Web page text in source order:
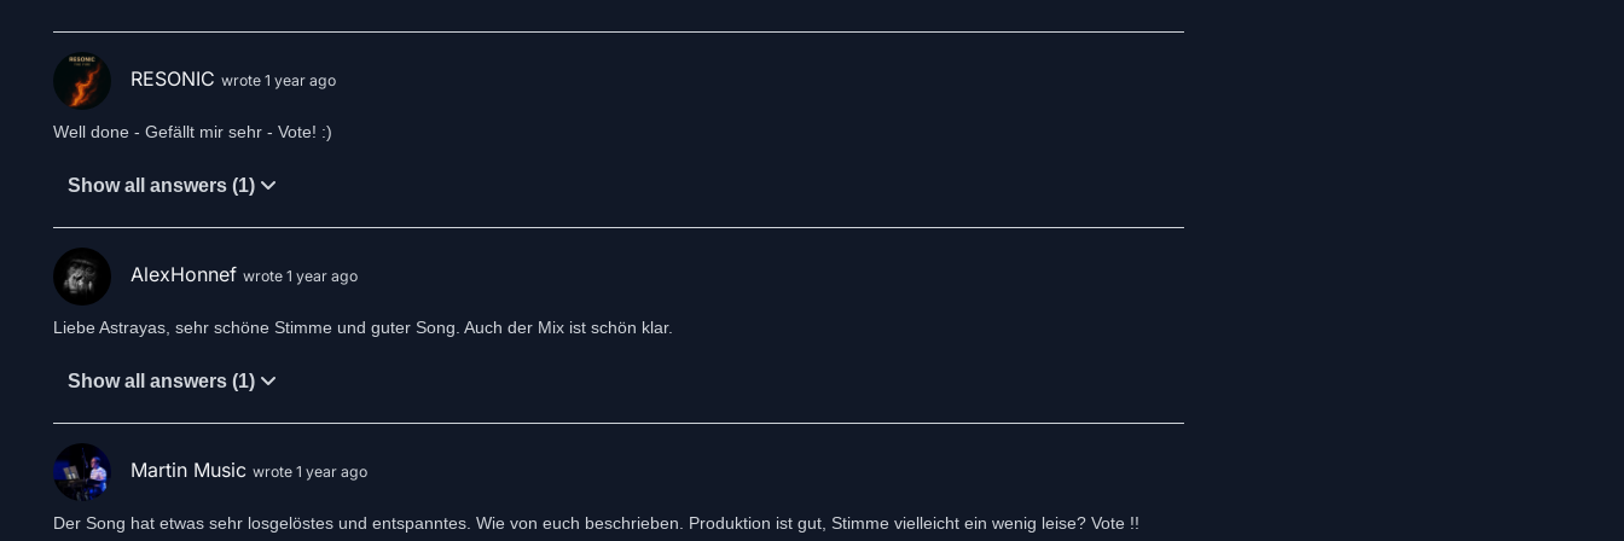
RESONIC wrote 1 year ago
Well done - Gefällt mir sehr - Vote! :)
Show all answers (1)
AlexHonnef wrote 1 year ago
Liebe Astrayas, sehr schöne Stimme und guter Song. Auch der Mix ist schön klar.
Show all answers (1)
Martin Music wrote 1 year ago
Der Song hat etwas sehr losgelöstes und entspanntes. Wie von euch beschrieben. Produktion ist gut, Stimme vielleicht ein wenig leise? Vote !!